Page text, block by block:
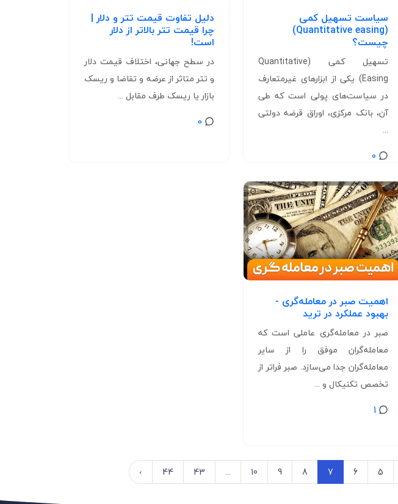
سیاست تسهیل کمی
(Quantitative easing)
چیست؟
تسهیل کمی (Quantitative
Easing) یکی از ابزارهای غیرمتعارف
در سیاست‌های پولی است که طی
آن، بانک مرکزی، اوراق قرضه دولتی
...
0
دلیل تفاوت قیمت تتر و دلار |
چرا قیمت تتر بالاتر از دلار
است!
در سطح جهانی، اختلاف قیمت دلار
و تتر متاثر از عرضه و تقاضا و ریسک
بازار یا ریسک طرف مقابل ...
0
اهمیت صبر در معامله‌گری -
بهبود عملکرد در ترید
صبر در معامله‌گری عاملی است که
معامله‌گران موفق را از سایر
معامله‌گران جدا می‌سازد. صبر فراتر از
تخصص تکنیکال و ...
1
5
6
7
8
9
10
...
43
44
›